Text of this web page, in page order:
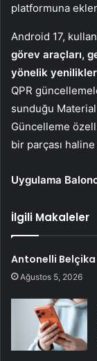
platformuna
Android 17,
görev araçları,
yönelik
QPR
sunduğu
Güncelleme
bir parçası
Uygulama
İlgili Makaleler
Antonelli Belçika
Ağustos 5, 2026